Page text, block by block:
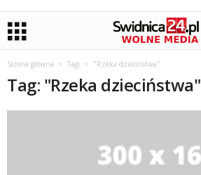
Strona główna Tagi "Rzeka dzieciństwa"
Tag: "Rzeka dzieciństwa"